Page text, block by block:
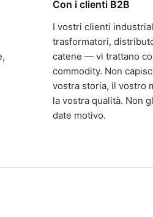
Con i clienti B2B
I vostri clienti
trasformatori,
catene — vi trattano
commodity. Non
vostra storia, il vostro
la vostra qualità. Non
date motivo.